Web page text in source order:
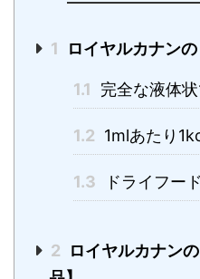
1 ロイヤルカナン
1.1 完全な液体
1.2 1mlあたり
1.3 ドライフー
2
ロイヤルカナン